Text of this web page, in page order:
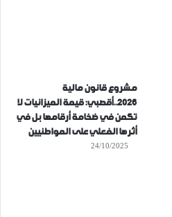
مشروع قانون مالية
2026..أقصبي: قيمة الميزانيات لا
تكمن في ضخامة أرقامها بل في
أثرها الفعلي على المواطنيين
24/10/2025